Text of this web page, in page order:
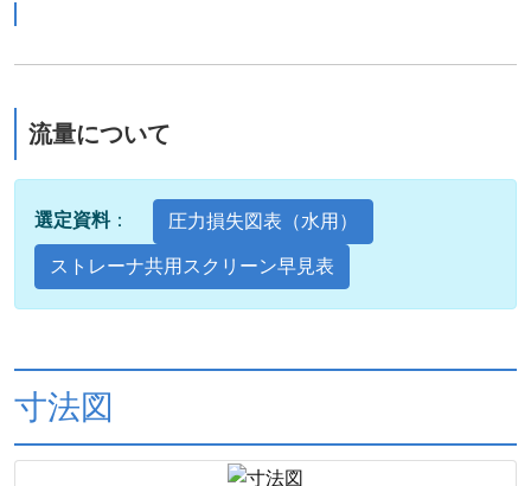
流量について
選定資料： 圧力損失図表（水用）
ストレーナ共用スクリーン早見表
寸法図